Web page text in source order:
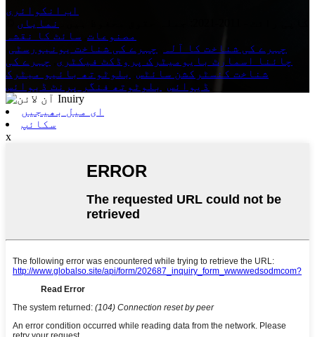
اب انکوائری
نمایاں
مصنوعات سائٹ کا نقشہ
چہرے کی شناخت کا آلہ
چہرے کی شناخت یونیورسٹی
چائنا اسمارٹ بایومیٹرک پروڈکٹ فیکٹری
چہرے کی
شناخت کنسٹرکشن سائٹس
بلوٹوتھ بائیو میٹرک
ڈیوائس
بلوٹوتھ فنگر پرنٹ ڈیوائس
ای میل بھیجیں
سکائپ
x